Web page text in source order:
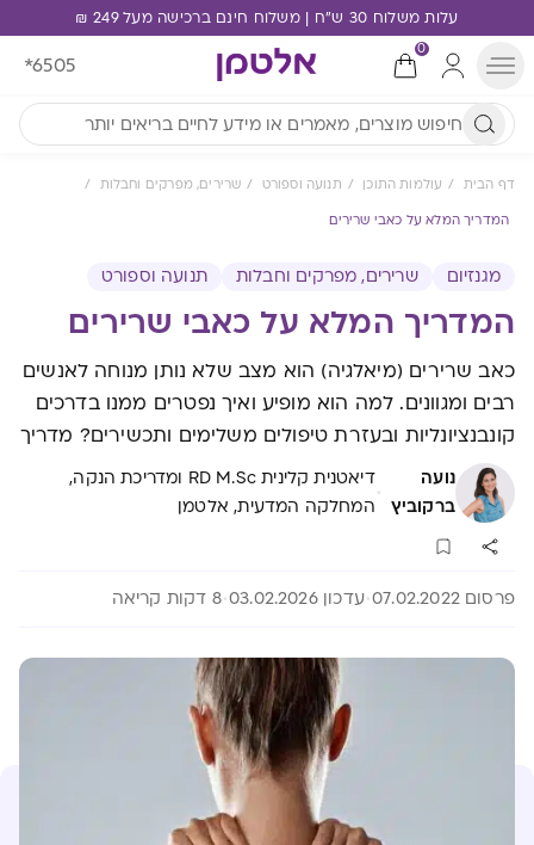
עלות משלוח 30 ש"ח | משלוח חינם ברכישה מעל 249 ₪
0
*6505
דף הבית עולמות התוכן תנועה וספורט שרירים, מפרקים וחבלות
המדריך המלא על כאבי שרירים
מגנזיום שרירים, מפרקים וחבלות תנועה וספורט
המדריך המלא על כאבי שרירים
כאב שרירים (מיאלגיה) הוא מצב שלא נותן מנוחה לאנשים
רבים ומגוונים. למה הוא מופיע ואיך נפטרים ממנו בדרכים
קונבנציונליות ובעזרת טיפולים משלימים ותכשירים? מדריך
נועה
ברקוביץ ·
דיאטנית קלינית RD M.Sc ומדריכת הנקה,
המחלקה המדעית, אלטמן
פרסום 07.02.2022 עדכון 03.02.2026 8 דקות קריאה